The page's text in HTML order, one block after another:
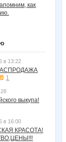
как
в 13:22
1
выкупа!
в 16:00
КРАСОТА!